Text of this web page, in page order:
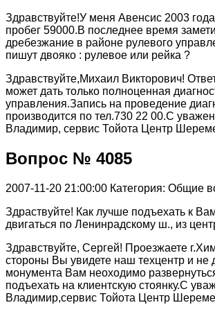
Здравствуйте!У меня Авенсис 2003
пробег 59000.В последнее время
дребезжание в районе рулевого
пишут двояко : рулевое или рейка ?
Здравствуйте,Михаил Викторович!
может дать только полноценная
управления.Запись на проведение
производится по тел.730 22 00.С
Владимир, сервис Тойота Центр
Вопрос № 4085
2007-11-20 21:00:00 Категория: Общие
Здраствуйте! Как лучше подъехать к
двигаться по Ленинрадскому ш., из
Здравствуйте, Сергей! Проезжаете
стороны Вы увидете наш техцентр и не
монумента Вам неоходимо
подъехать на клиентскую стоянку.С
Владимир,сервис Тойота Центр